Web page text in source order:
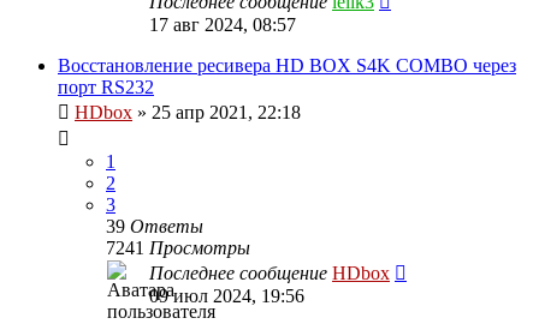
17 авг 2024, 08:57
Восстановление ресивера HD BOX S4K COMBO через
порт RS232
HDbox » 25 апр 2021, 22:18
1
2
3
39 Ответы
7241 Просмотры
Последнее сообщение HDbox
09 июл 2024, 19:56